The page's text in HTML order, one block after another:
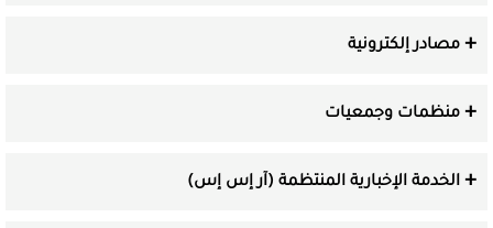
مصادر إلكترونية
منظمات وجمعيات
الخدمة الإخبارية المنتظمة (آر إس إس)